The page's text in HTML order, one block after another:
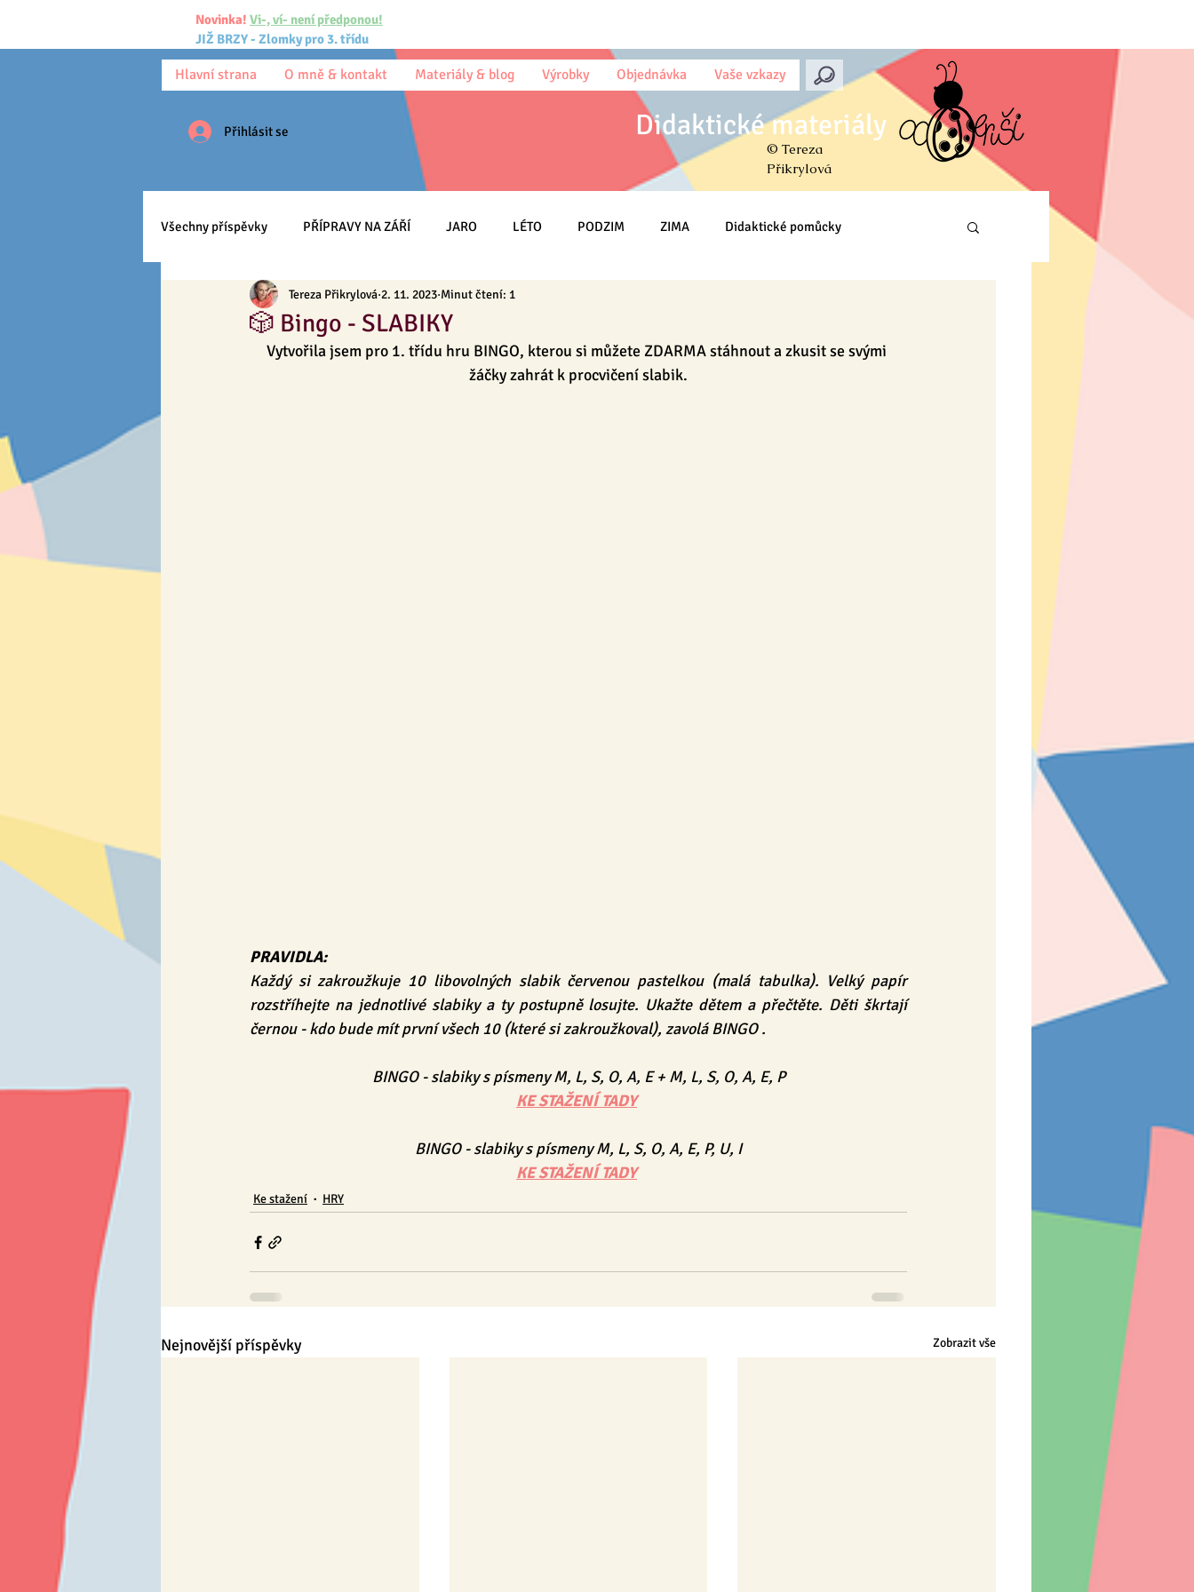
Novinka! Vi-, ví- není předponou!
JIŽ BRZY - Zlomky pro 3. třídu
Hlavní strana O mně & kontakt Materiály & blog Výrobky Objednávka Vaše vzkazy
Přihlásit se Didaktické materiály
© Tereza
Přikrylová
Všechny příspěvky PŘÍPRAVY NA ZÁŘÍ JARO LÉTO PODZIM ZIMA Didaktické pomůcky
Pracovní listy Ke stažení Omalovánky Český jazyk (sloh)
Třída MŠ Na DOMA Knihy & Básničky & Čtení
🎲 Bingo - SLABIKY
Tereza Přikrylová 2. 11. 2023 Minut čtení: 1
Vytvořila jsem pro 1. třídu hru BINGO, kterou si můžete ZDARMA stáhnout a zkusit se svými
žáčky zahrát k procvičení slabik.
PRAVIDLA:
Každý si zakroužkuje 10 libovolných slabik červenou pastelkou (malá tabulka). Velký papír
rozstříhejte na jednotlivé slabiky a ty postupně losujte. Ukažte dětem a přečtěte. Děti škrtají
černou - kdo bude mít první všech 10 (které si zakroužkoval), zavolá BINGO .
BINGO - slabiky s písmeny M, L, S, O, A, E + M, L, S, O, A, E, P
KE STAŽENÍ TADY
BINGO - slabiky s písmeny M, L, S, O, A, E, P, U, I
KE STAŽENÍ TADY
Ke stažení HRY
Nejnovější příspěvky Zobrazit vše